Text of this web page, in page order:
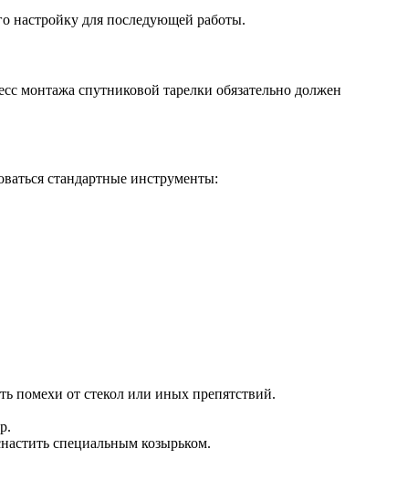
настройку для последующей работы.
монтажа спутниковой тарелки обязательно должен
стандартные инструменты:
помехи от стекол или иных препятствий.
специальным козырьком.